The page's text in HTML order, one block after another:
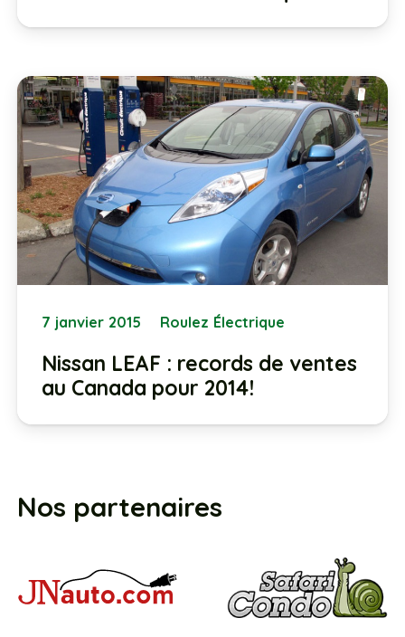
7 janvier 2015 Roulez Électrique
Nissan LEAF : records de ventes
au Canada pour 2014!
Nos partenaires